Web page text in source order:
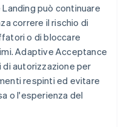
può continuare
correre il rischio di
o di bloccare
Adaptive Acceptance
autorizzazione per
respinti ed evitare
o l'esperienza del